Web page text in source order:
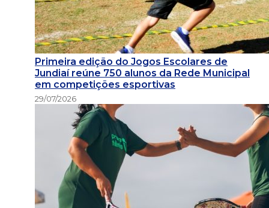
Primeira edição do Jogos Escolares de
Jundiaí reúne 750 alunos da Rede Municipal
em competições esportivas
29/07/2026